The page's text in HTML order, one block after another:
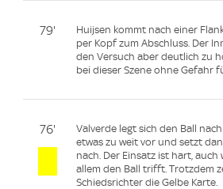
79'
Huijsen kommt nach einer
per Kopf zum Abschluss. Der
den Versuch aber deutlich zu
bei dieser Szene ohne Gefahr
76'
Valverde legt sich den Ball
etwas zu weit vor und setzt
nach. Der Einsatz ist hart,
allem den Ball trifft. Trotzdem
Schiedsrichter die Gelbe Karte.